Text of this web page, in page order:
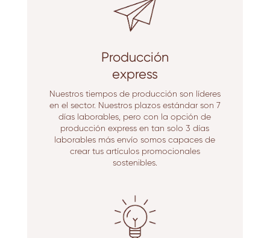
Producción
express
Nuestros tiempos de producción son líderes
en el sector. Nuestros plazos estándar son 7
días laborables, pero con la opción de
producción express en tan solo 3 días
laborables más envío somos capaces de
crear tus artículos promocionales
sostenibles.